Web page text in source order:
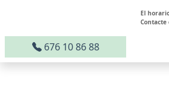
El
Contacte
676 10 86 88